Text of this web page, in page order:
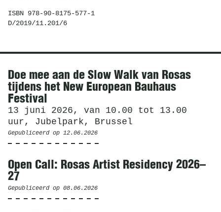
ISBN 978-90-8175-577-1
D/2019/11.201/6
Nieuws
Doe mee aan de Slow Walk van Rosas
tijdens het New European Bauhaus
Festival
13 juni 2026, van 10.00 tot 13.00
uur, Jubelpark, Brussel
Gepubliceerd op 12.06.2026
Open Call: Rosas Artist Residency 2026–
27
Gepubliceerd op 08.06.2026